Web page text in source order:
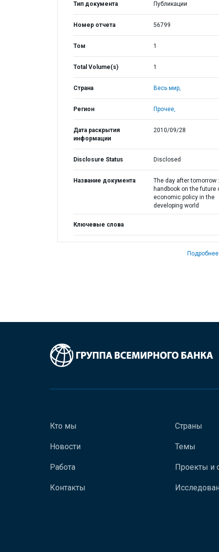
Тип документа Публикации
Номер отчета 56799
Том 1
Total Volume(s) 1
Страна Весь мир,
Регион Прочее,
Дата раскрытия
информации
2010/09/28
Disclosure Status Disclosed
Название документа
The day after tomorrow
handbook on the future
economic policy in the
developing world
Ключевые слова
Подробнее
Кто мы
Новости
Работа
Контакты
Страны
Темы
Проекты и